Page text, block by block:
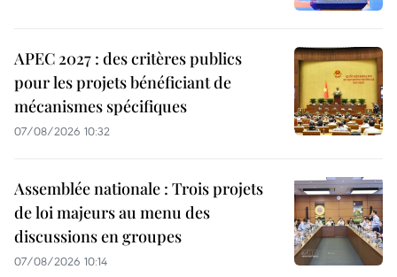
APEC 2027 : des critères publics
pour les projets bénéficiant de
mécanismes spécifiques
07/08/2026 10:32
Assemblée nationale : Trois projets
de loi majeurs au menu des
discussions en groupes
07/08/2026 10:14